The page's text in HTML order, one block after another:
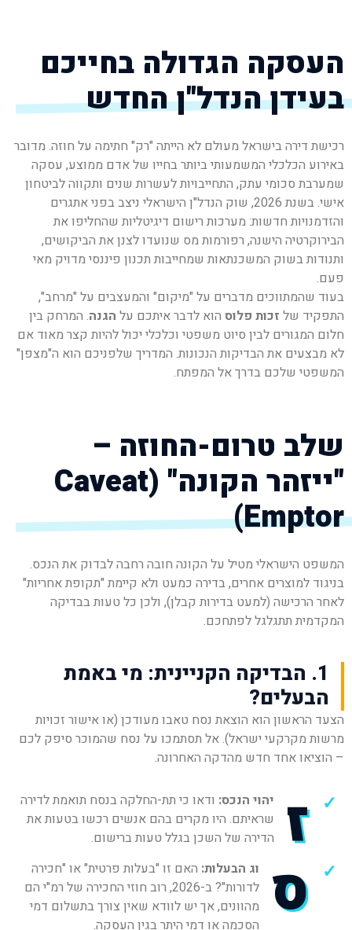
העסקה הגדולה בחייכם
בעידן הנדל"ן החדש
רכישת דירה בישראל מעולם לא הייתה "רק" חתימה על חוזה. מדובר
באירוע הכלכלי המשמעותי ביותר בחייו של אדם ממוצע, עסקה
שמערבת סכומי עתק, התחייבויות לעשרות שנים ותקווה לביטחון
אישי. בשנת 2026, שוק הנדל"ן הישראלי ניצב בפני אתגרים
והזדמנויות חדשות: מערכות רישום דיגיטליות שהחליפו את
הבירוקרטיה הישנה, רפורמות מס שנועדו לצנן את הביקושים,
ותנודות בשוק המשכנתאות שמחייבות תכנון פיננסי מדויק מאי
פעם.
בעוד שהמתווכים מדברים על "מיקום" והמעצבים על "מרחב",
התפקיד של זכות פלוס הוא לדבר איתכם על הגנה. המרחק בין
חלום המגורים לבין סיוט משפטי וכלכלי יכול להיות קצר מאוד אם
לא מבצעים את הבדיקות הנכונות. המדריך שלפניכם הוא ה"מצפן"
המשפטי שלכם בדרך אל המפתח.
שלב טרום-החוזה –
"ייזהר הקונה" (Caveat
Emptor)
המשפט הישראלי מטיל על הקונה חובה רחבה לבדוק את הנכס.
בניגוד למוצרים אחרים, בדירה כמעט ולא קיימת "תקופת אחריות"
לאחר הרכישה (למעט בדירות קבלן), ולכן כל טעות בבדיקה
המקדמית תתגלגל לפתחכם.
1. הבדיקה הקניינית: מי באמת
הבעלים?
הצעד הראשון הוא הוצאת נסח טאבו מעודכן (או אישור זכויות
מרשות מקרקעי ישראל). אל תסתמכו על נסח שהמוכר סיפק לכם
– הוציאו אחד חדש מהדקה האחרונה.
ז יהוי הנכס: ודאו כי תת-החלקה בנסח תואמת לדירה
שראיתם. היו מקרים בהם אנשים רכשו בטעות את
הדירה של השכן בגלל טעות ברישום.
ס וג הבעלות: האם זו "בעלות פרטית" או "חכירה
לדורות"? ב-2026, רוב חוזי החכירה של רמ"י הם
מהוונים, אך יש לוודא שאין צורך בתשלום דמי
הסכמה או דמי היתר בגין העסקה.